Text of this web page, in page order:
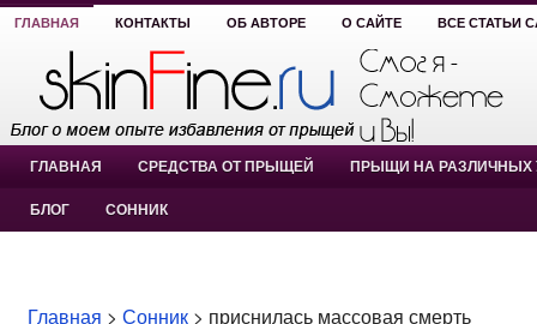
ГЛАВНАЯ КОНТАКТЫ ОБ АВТОРЕ О САЙТЕ ВСЕ СТАТЬИ
ГЛАВНАЯ СРЕДСТВА ОТ ПРЫЩЕЙ ПРЫЩИ НА РАЗЛИЧНЫХ
БЛОГ СОННИК
Главная > Сонник > приснилась массовая смерть